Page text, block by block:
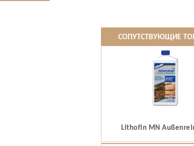
СОПУТСТВУЮЩИЕ
Lithofin MN